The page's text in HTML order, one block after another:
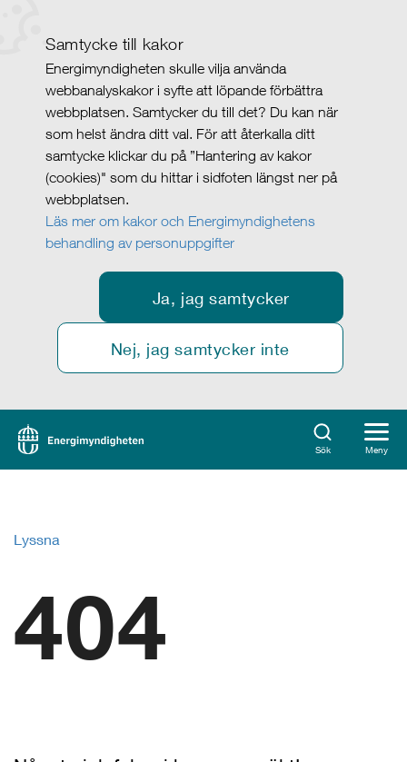
Samtycke till kakor
Energimyndigheten skulle vilja använda
webbanalyskakor i syfte att löpande förbättra
webbplatsen. Samtycker du till det? Du kan när
som helst ändra ditt val. För att återkalla ditt
samtycke klickar du på ”Hantering av kakor
(cookies)" som du hittar i sidfoten längst ner på
webbplatsen.
Läs mer om kakor och Energimyndighetens
behandling av personuppgifter
Ja, jag samtycker
Nej, jag samtycker inte
Sök Meny
Lyssna
404